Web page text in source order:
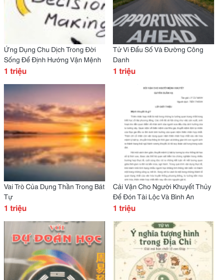
Ứng Dụng Chu Dịch Trong Đời
Sống Để Định Hướng Vận Mệnh
1 triệu
Tử Vi Đẩu Số Và Đường Công
Danh
1 triệu
Vai Trò Của Dụng Thần Trong Bát
Tự
1 triệu
Cải Vận Cho Người Khuyết Thủy
Để Đón Tài Lộc Và Bình An
1 triệu